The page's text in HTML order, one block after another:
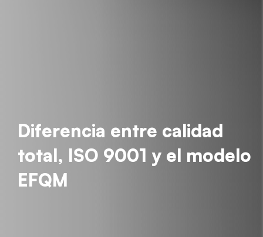
Diferencia entre calidad
total, ISO 9001 y el modelo
EFQM